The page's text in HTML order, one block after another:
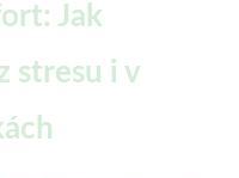
Jak
stresu i v